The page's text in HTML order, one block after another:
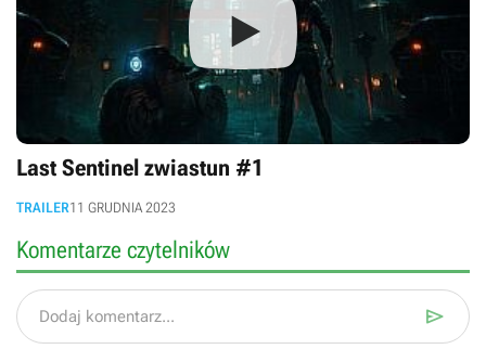
Last Sentinel zwiastun #1
TRAILER11 GRUDNIA 2023
Komentarze czytelników
Dodaj komentarz... 